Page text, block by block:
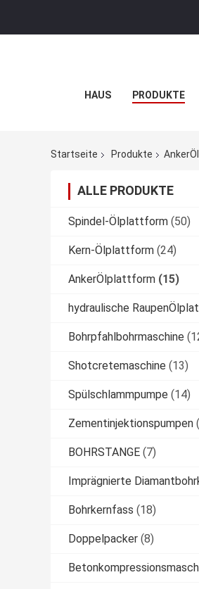
HAUS PRODUKTE
Startseite Produkte
ALLE PRODUKTE
Spindel-Ölplattform (50)
Kern-Ölplattform (24)
AnkerÖlplattform (15)
hydraulische
Bohrpfahlbohrmaschine
Shotcretemaschine (13)
Spülschlammpumpe (14)
Zementinjektionspumpen
BOHRSTANGE (7)
Imprägnierte
Bohrkernfass (18)
Doppelpacker (8)